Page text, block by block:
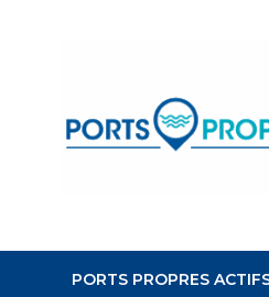
PORTS PROPRES